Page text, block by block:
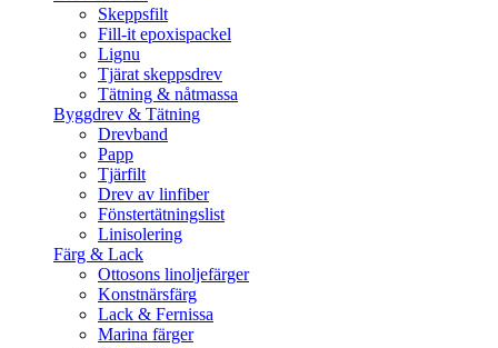
Skeppsfilt
Fill-it epoxispackel
Lignu
Tjärat skeppsdrev
Tätning & nåtmassa
Byggdrev & Tätning
Drevband
Papp
Tjärfilt
Drev av linfiber
Fönstertätningslist
Linisolering
Färg & Lack
Ottosons linoljefärger
Konstnärsfärg
Lack & Fernissa
Marina färger